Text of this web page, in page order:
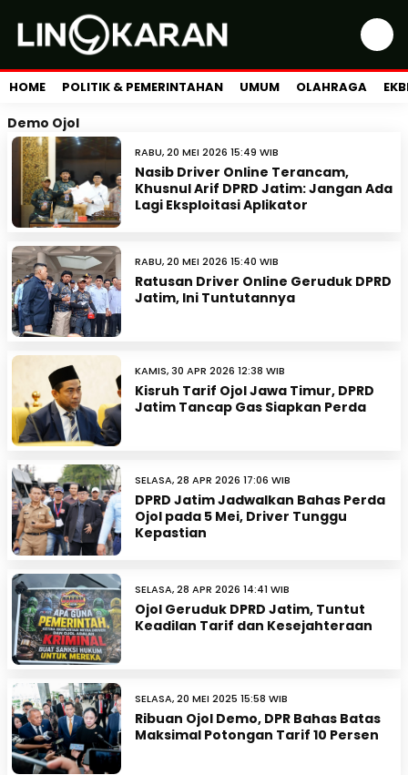
HOME POLITIK & PEMERINTAHAN UMUM OLAHRAGA
Demo Ojol
RABU, 20 MEI 2026 15:49 WIB
Nasib Driver Online Terancam,
Khusnul Arif DPRD Jatim: Jangan Ada
Lagi Eksploitasi Aplikator
RABU, 20 MEI 2026 15:40 WIB
Ratusan Driver Online Geruduk DPRD
Jatim, Ini Tuntutannya
KAMIS, 30 APR 2026 12:38 WIB
Kisruh Tarif Ojol Jawa Timur, DPRD
Jatim Tancap Gas Siapkan Perda
SELASA, 28 APR 2026 17:06 WIB
DPRD Jatim Jadwalkan Bahas Perda
Ojol pada 5 Mei, Driver Tunggu
Kepastian
SELASA, 28 APR 2026 14:41 WIB
Ojol Geruduk DPRD Jatim, Tuntut
Keadilan Tarif dan Kesejahteraan
SELASA, 20 MEI 2025 15:58 WIB
Ribuan Ojol Demo, DPR Bahas Batas
Maksimal Potongan Tarif 10 Persen